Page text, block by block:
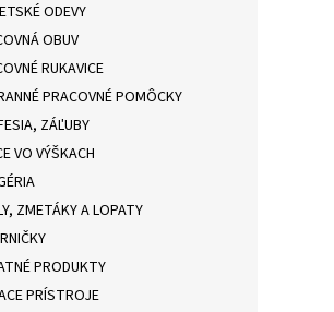
ODEVY
OBUV
RUKAVICE
PRACOVNÉ POMÔCKY
ZÁĽUBY
VO VÝŠKACH
ZMETÁKY A LOPATY
PRODUKTY
PRÍSTROJE